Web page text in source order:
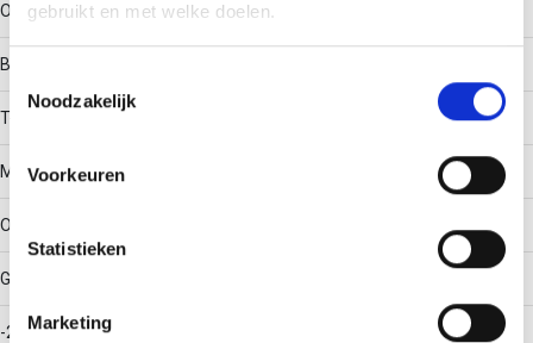
gebruikt en met welke doelen.
Informatie verzamelen over uw geografische locatie,
Uw apparaat identificeren door het actief te scannen
op specifieke eigenschappen (fingerprinting)
verwerkt en stel uw voorkeuren in het
detailgedeelte in.
Noodzakelijk
Voorkeuren
Statistieken
Marketing
Overig
Bouwvorm
T-stuk horizontaal
Materiaalkwaliteit
Overig
Gebruikstemperatuur
-20 - 120